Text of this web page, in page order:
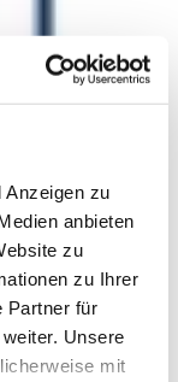
Anzeigen zu
anbieten
zu
zu Ihrer
Partner für
Unsere
mit